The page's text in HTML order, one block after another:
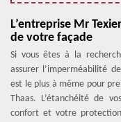
L’entreprise Mr
de votre façade
Si vous êtes à la
assurer l’imperméabilité
est le plus à même pour
Thaas. L’étanchéité de
confort et votre